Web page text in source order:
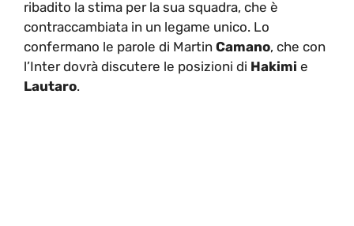
ribadito la stima per la sua squadra, che è
contraccambiata in un legame unico. Lo
confermano le parole di Martin Camano, che con
l’Inter dovrà discutere le posizioni di Hakimi e
Lautaro.